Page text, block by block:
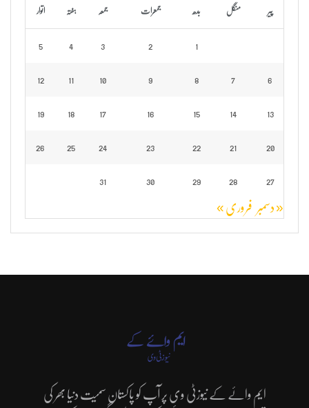
پیر منگل بدھ جمعرات جمعہ ہفتہ اتوار
1
2
3
4
5
6
7
8
9
10
11
12
13
14
15
16
17
18
19
20
21
22
23
24
25
26
27
28
29
30
31
« دسمبر فروری »
ایم وائے کے نیوزٹی وی پر آپ کو پاکستان سمیت دنیا بھر کی